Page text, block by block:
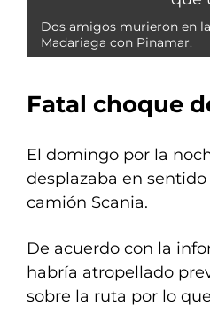
Dos amigos murieron en
Madariaga con Pinamar.
Fatal choque
El domingo por la
desplazaba en
camión Scania.
De acuerdo con la
habría atropellado
sobre la ruta por lo